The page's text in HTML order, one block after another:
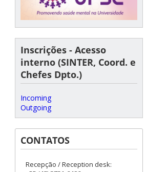
Inscrições - Acesso
interno (SINTER, Coord. e
Chefes Dpto.)
Incoming
Outgoing
CONTATOS
Recepção / Reception desk: